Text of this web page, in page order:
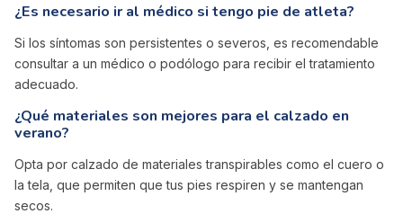
¿Es necesario ir al médico si tengo pie de atleta?
Si los síntomas son persistentes o severos, es recomendable
consultar a un médico o podólogo para recibir el tratamiento
adecuado.
¿Qué materiales son mejores para el calzado en
verano?
Opta por calzado de materiales transpirables como el cuero o
la tela, que permiten que tus pies respiren y se mantengan
secos.